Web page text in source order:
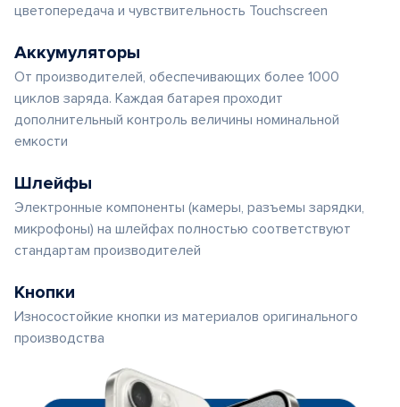
цветопередача и чувствительность Touchscreen
Аккумуляторы
От производителей, обеспечивающих более 1000
циклов заряда. Каждая батарея проходит
дополнительный контроль величины номинальной
емкости
Шлейфы
Электронные компоненты (камеры, разъемы зарядки,
микрофоны) на шлейфах полностью соответствуют
стандартам производителей
Кнопки
Износостойкие кнопки из материалов оригинального
производства